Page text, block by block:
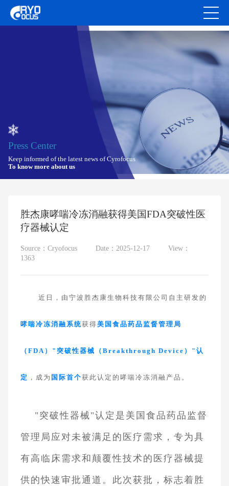
Press Center
Keep informed of the latest news of Cyrofocus
To know more about us
胜杰康哮喘冷冻消融获得美国FDA突破性医
疗器械认定
Source：Cryofocus Date：2025-12-17
View：
1363
近日，由宁波胜杰康生物科技有限公司自主研发的
哮喘冷冻消融系统获得美国食品药品监督管理局
（FDA）"突破性器械（Breakthrough Device）"认
定 ，成为 国际首个获此认定的哮喘冷冻消融产品。
"突破性器械"认定是美国食品药品监督
管理局应对未被满足的医疗需求，专为具
有高临床需求和颠覆性技术的医疗器械提
供的快速审批通道。此次获批，标志着胜